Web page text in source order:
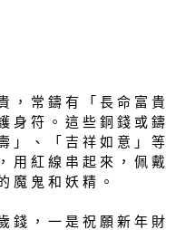
， 常 鑄 有 「 長 命 富 貴
身 符 。 這 些 銅 錢 或 鑄
」 、 「 吉 祥 如 意 」 等
用 紅 線 串 起 來 ， 佩 戴
魔 鬼 和 妖 精 。
錢 ， 一 是 祝 願 新 年 財